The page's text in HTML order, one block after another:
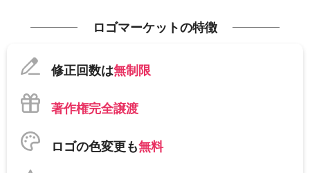
ロゴマーケットの特徴
修正回数は無制限
著作権完全譲渡
ロゴの色変更も無料